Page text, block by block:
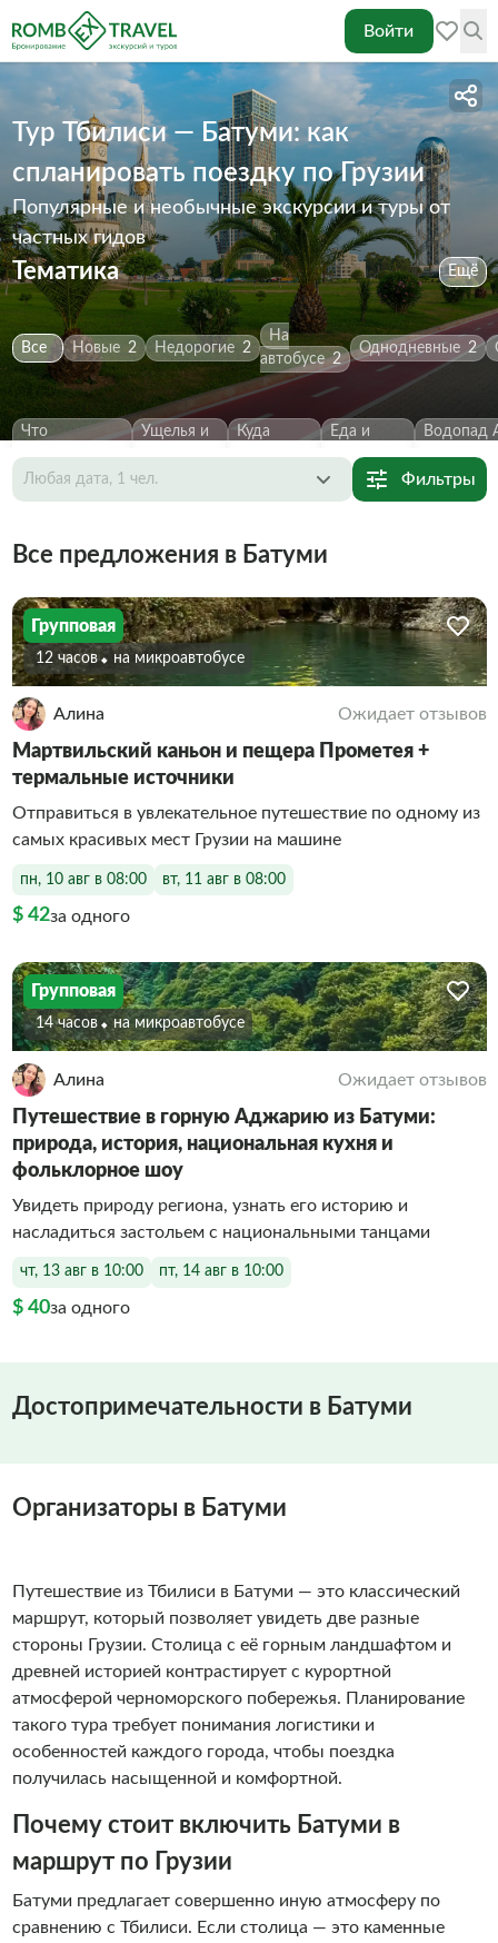
Войти
Тур Тбилиси — Батуми: как
спланировать поездку по Грузии
Популярные и необычные экскурсии и туры от
частных гидов
Тематика Ещё
Все Новые 2 Недорогие 2
На
автобусе 2
Однодневные 2
Что
посмотреть 2
Ущелья и
каньоны 2
Куда
сходить 2
Еда и
напитки 1
Водопад
Любая дата, 1 чел.
Фильтры
Все предложения в Батуми
Групповая
12 часов На микроавтобусе
Алина Ожидает отзывов
Мартвильский каньон и пещера Прометея +
термальные источники
Отправиться в увлекательное путешествие по одному из
самых красивых мест Грузии на машине
пн, 10 авг в 08:00 вт, 11 авг в 08:00
$ 42за одного
Групповая
14 часов На микроавтобусе
Алина Ожидает отзывов
Путешествие в горную Аджарию из Батуми:
природа, история, национальная кухня и
фольклорное шоу
Увидеть природу региона, узнать его историю и
насладиться застольем с национальными танцами
чт, 13 авг в 10:00 пт, 14 авг в 10:00
$ 40за одного
Достопримечательности в Батуми
Организаторы в Батуми
Путешествие из Тбилиси в Батуми — это классический
маршрут, который позволяет увидеть две разные
стороны Грузии. Столица с её горным ландшафтом и
древней историей контрастирует с курортной
атмосферой черноморского побережья. Планирование
такого тура требует понимания логистики и
особенностей каждого города, чтобы поездка
получилась насыщенной и комфортной.
Почему стоит включить Батуми в
маршрут по Грузии
Батуми предлагает совершенно иную атмосферу по
сравнению с Тбилиси. Если столица — это каменные